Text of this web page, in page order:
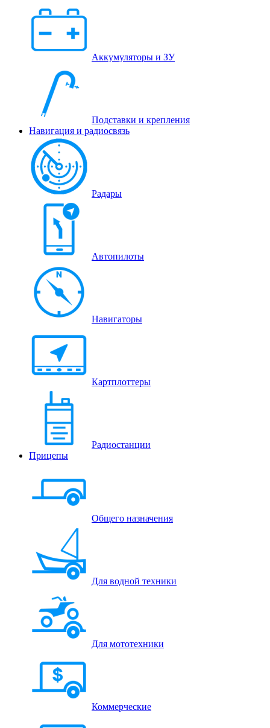
Аккумуляторы и ЗУ
Подставки и крепления
Навигация и радиосвязь
Радары
Автопилоты
Навигаторы
Картплоттеры
Радиостанции
Прицепы
Общего назначения
Для водной техники
Для мототехники
Коммерческие